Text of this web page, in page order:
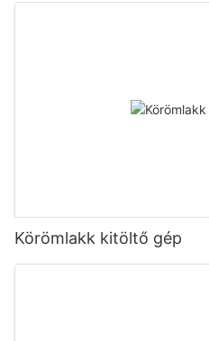
Körömlakk kitöltő gép